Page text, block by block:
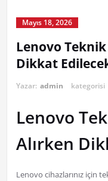
Mayıs 18, 2026
Lenovo
Dikkat
Yazar: admin kategorisi
Lenovo
Alırken
Lenovo cihazlarınız için